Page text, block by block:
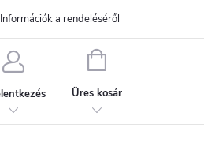
Adatvédelmi feltételek
Információk a rendeléséről
KOSÁR
Üres kosár